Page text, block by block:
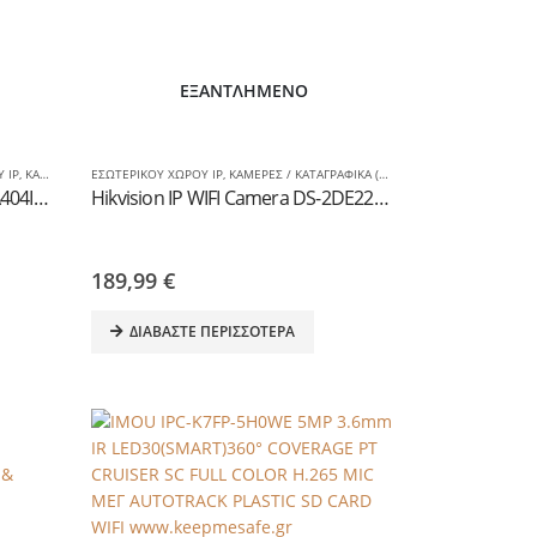
IP, ΚΑΜΕΡΕΣ IP / GSM
Hikvision IP 4MPIXEL DS-2DE3A404IW-DE/W Speed Dome Camera 2.8-12mm
ΕΞΑΝΤΛΗΜΈΝΟ
ΕΣΩΤΕΡΙΚΟΥ ΧΩΡΟΥ IP, ΚΑΜΕΡΕΣ / ΚΑΤΑΓΡΑΦΙΚΑ (D.I.Y.)
Hikvision IP WIFI Camera DS-2DE2202I-DE3/W 2MP mini PTZ 3,6-8,6mm
189,99 €
ΔΙΑΒΆΣΤΕ ΠΕΡΙΣΣΌΤΕΡΑ